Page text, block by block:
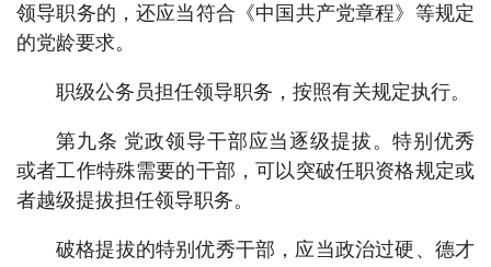
领导职务的，还应当符合《中国共产党章程》等规定
的党龄要求。
职级公务员担任领导职务，按照有关规定执行。
第九条 党政领导干部应当逐级提拔。特别优秀
或者工作特殊需要的干部，可以突破任职资格规定或
者越级提拔担任领导职务。
破格提拔的特别优秀干部，应当政治过硬、德才